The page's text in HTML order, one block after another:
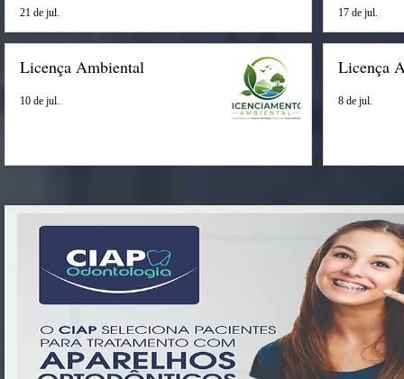
21 de jul. 17 de jul.
Licença Ambiental
10 de jul.
Licença
8 de jul.